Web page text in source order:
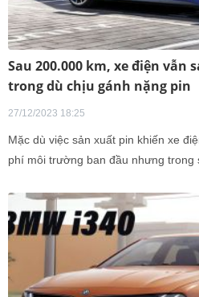
Sau 200.000 km, xe điện vẫn
trong dù chịu gánh nặng pin
27/12/2023 18:25
Mặc dù việc sản xuất pin khiến xe
phí môi trường ban đầu nhưng trong